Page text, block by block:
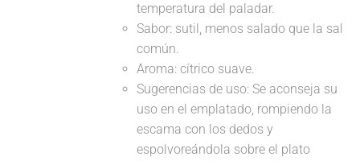
temperatura del paladar.
Sabor: sutil, menos salado que la sal
común.
Aroma: cítrico suave.
Sugerencias de uso: Se aconseja su
uso en el emplatado, rompiendo la
escama con los dedos y
espolvoreándola sobre el plato